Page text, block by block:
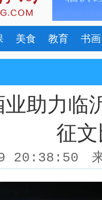
美食 教育 书画
助力临
征
20:38:50